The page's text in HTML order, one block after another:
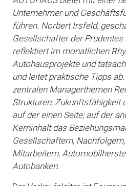
Unternehmer und
führen. Norbert Irsfeld,
Gesellschafter der
reflektiert im monatlichen
Autohausprojekte und
und leitet praktische Tipps
zentralen Managerthemen
Strukturen, Zukunftsfähigkeit
auf der einen Seite; auf der
Kerninhalt das
Gesellschaftern,
Mitarbeitern,
Autobanken.